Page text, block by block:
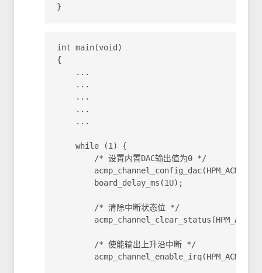
}
int main(void)
{
    ...
    ...
    ...
    ...
    ...
    while (1) {
        /* 设置内置DAC输出值为0 */
acmp_channel_config_dac(HPM_ACMP0,
        board_delay_ms(1U);
        /* 清除中断状态位 */
        /* 使能输出上升沿中断 */
acmp_channel_enable_irq(HPM_ACMP0,